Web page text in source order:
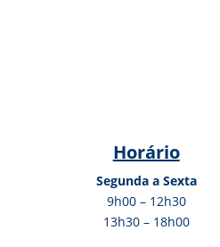
Horário
Segunda a Sexta
9h00 – 12h30
13h30 – 18h00